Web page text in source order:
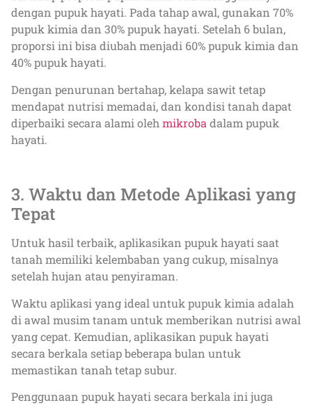
dengan pupuk hayati. Pada tahap awal, gunakan 70%
pupuk kimia dan 30% pupuk hayati. Setelah 6 bulan,
proporsi ini bisa diubah menjadi 60% pupuk kimia dan
40% pupuk hayati.
Dengan penurunan bertahap, kelapa sawit tetap
mendapat nutrisi memadai, dan kondisi tanah dapat
diperbaiki secara alami oleh mikroba dalam pupuk
hayati.
3. Waktu dan Metode Aplikasi yang
Tepat
Untuk hasil terbaik, aplikasikan pupuk hayati saat
tanah memiliki kelembaban yang cukup, misalnya
setelah hujan atau penyiraman.
Waktu aplikasi yang ideal untuk pupuk kimia adalah
di awal musim tanam untuk memberikan nutrisi awal
yang cepat. Kemudian, aplikasikan pupuk hayati
secara berkala setiap beberapa bulan untuk
memastikan tanah tetap subur.
Penggunaan pupuk hayati secara berkala ini juga